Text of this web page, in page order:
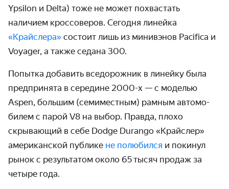
Ypsilon и Delta) тоже не может похвастать
наличием кроссоверов. Сегодня линейка
«Крайслера» состоит лишь из минивэнов Pacifica и
Voyager, а также седана 300.
Попытка добавить вседорожник в линейку была
пред­принята в середине 2000-х — с моделью
Aspen, большим (семи­местным) рамным автомо­
билем с парой V8 на выбор. Правда, плохо
скрывающий в себе Dodge Durango «Крайслер»
американской публике не полюбился и покинул
рынок с результатом около 65 тысяч продаж за
четыре года.